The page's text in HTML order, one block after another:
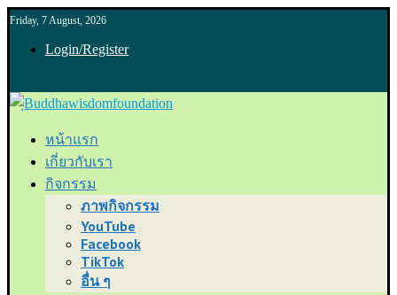
Friday, 7 August, 2026
Login/Register
หน้าแรก
เกี่ยวกับเรา
กิจกรรม
ภาพกิจกรรม
YouTube
Facebook
TikTok
อื่น ๆ